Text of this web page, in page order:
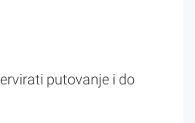
putovanje i do